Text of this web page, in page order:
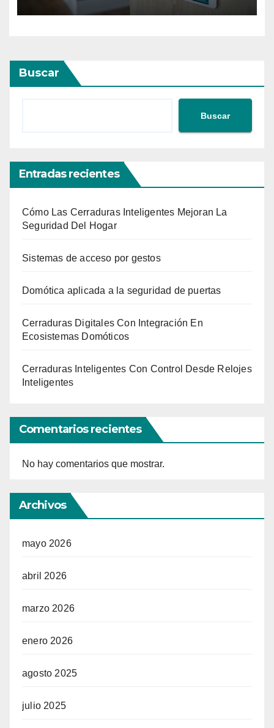
Buscar
Buscar
Entradas recientes
Cómo Las Cerraduras Inteligentes Mejoran La
Seguridad Del Hogar
Sistemas de acceso por gestos
Domótica aplicada a la seguridad de puertas
Cerraduras Digitales Con Integración En
Ecosistemas Domóticos
Cerraduras Inteligentes Con Control Desde Relojes
Inteligentes
Comentarios recientes
No hay comentarios que mostrar.
Archivos
mayo 2026
abril 2026
marzo 2026
enero 2026
agosto 2025
julio 2025